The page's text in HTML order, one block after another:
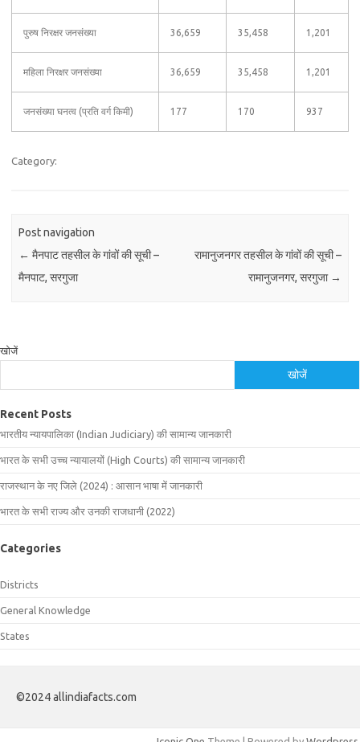
पुरुष निरक्षर जनसंख्या 36,659 35,458 1,201
महिला निरक्षर जनसंख्या 36,659 35,458 1,201
जनसंख्या घनत्व (प्रति वर्ग किमी) 177 170 937
Category:
Post navigation
← मैनपाट तहसील के गांवों की सूची –
मैनपाट, सरगुजा
रामानुजनगर तहसील के गांवों की सूची –
रामानुजनगर, सरगुजा →
खोजें
खोजें
Recent Posts
भारतीय न्यायपालिका (Indian Judiciary) की सामान्य जानकारी
भारत के सभी उच्च न्यायालयों (High Courts) की सामान्य जानकारी
राजस्थान के नए जिले (2024) : आसान भाषा में जानकारी
भारत के सभी राज्य और उनकी राजधानी (2022)
Categories
Districts
General Knowledge
States
©2024 allindiafacts.com